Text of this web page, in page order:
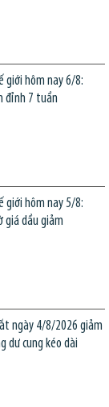
giới hôm nay 6/8:
đỉnh 7 tuần
giới hôm nay 5/8:
giá dầu giảm
ngày 4/8/2026 giảm
dư cung kéo dài